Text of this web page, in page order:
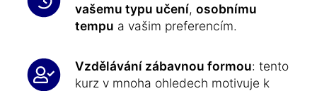
vašemu typu učení, osobnímu
tempu a vašim preferencím.
Vzdělávání zábavnou formou: tento
kurz v mnoha ohledech motivuje k